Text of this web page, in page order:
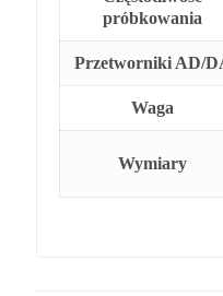
próbkowania
Przetworniki AD/
Waga
Wymiary